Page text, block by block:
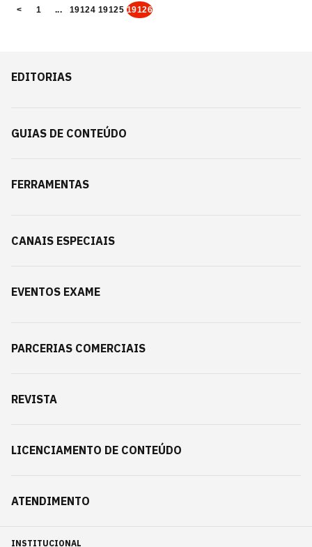
< 1 ... 19124 19125 19126
EDITORIAS
GUIAS DE CONTEÚDO
FERRAMENTAS
CANAIS ESPECIAIS
EVENTOS EXAME
PARCERIAS COMERCIAIS
REVISTA
LICENCIAMENTO DE CONTEÚDO
ATENDIMENTO
INSTITUCIONAL